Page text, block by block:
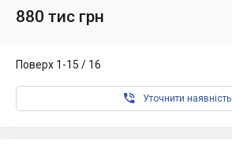
880 тис грн
Поверх 1-15 / 16
 Уточнити наявність